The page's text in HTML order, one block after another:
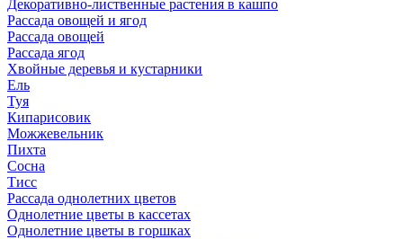
Декоративно-лиственные растения в кашпо
Рассада овощей и ягод
Рассада овощей
Рассада ягод
Хвойные деревья и кустарники
Ель
Туя
Кипарисовик
Можжевельник
Пихта
Сосна
Тисc
Рассада однолетних цветов
Однолетние цветы в кассетах
Однолетние цветы в горшках